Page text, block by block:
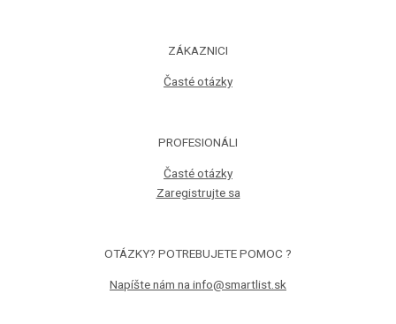
ZÁKAZNICI
Časté otázky
PROFESIONÁLI
Časté otázky
Zaregistrujte sa
OTÁZKY? POTREBUJETE POMOC ?
Napíšte nám na info@smartlist.sk